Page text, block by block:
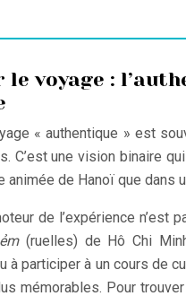
le voyage :
« authentique » est
C’est une vision binaire
animée de Hanoï que dans
de l’expérience
(ruelles) de Hô Chi
à participer à un cours de
mémorables. Pour